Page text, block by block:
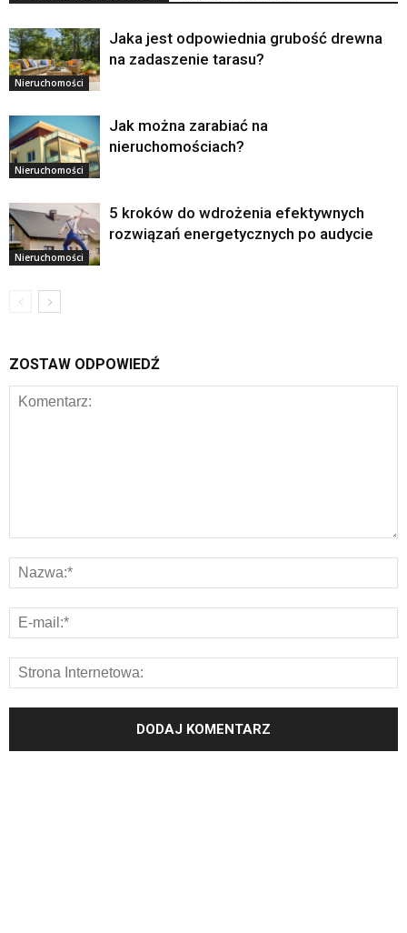
Nieruchomości
Jaka jest odpowiednia grubość drewna
na zadaszenie tarasu?
Nieruchomości
Jak można zarabiać na
nieruchomościach?
Nieruchomości
5 kroków do wdrożenia efektywnych
rozwiązań energetycznych po audycie
ZOSTAW ODPOWIEDŹ